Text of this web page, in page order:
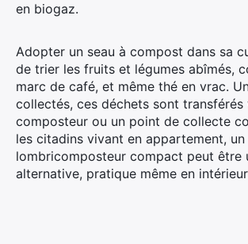
en biogaz.
Adopter un seau à compost dans sa
de trier les fruits et légumes abîmés,
marc de café, et même thé en vrac.
collectés, ces déchets sont transférés
composteur ou un point de collecte
les citadins vivant en appartement, un
lombricomposteur compact peut être
alternative, pratique même en